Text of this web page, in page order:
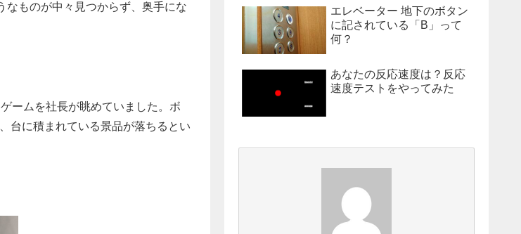
なものが中々見つからず、奥手にな
ームを社長が眺めていました。ボ
台に積まれている景品が落ちるとい
エレベーター 地下のボタン
に記されている「B」って
何？
あなたの反応速度は？反応
速度テストをやってみた